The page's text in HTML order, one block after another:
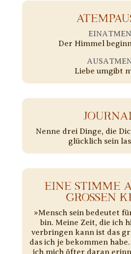
EINATMEN
Der Himmel
Liebe umgibt
Nenne drei Dinge, die
glücklich sein
EINE STIMME
GROSSEN
»Mensch sein bedeutet
bin. Meine Zeit, die ich
verbringen kann ist das
das ich je bekommen
ich mich öfter daran